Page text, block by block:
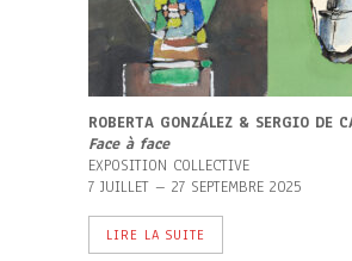
ROBERTA GONZÁLEZ & SERGIO DE
Face à face
EXPOSITION COLLECTIVE
7 JUILLET – 27 SEPTEMBRE 2025
LIRE LA SUITE